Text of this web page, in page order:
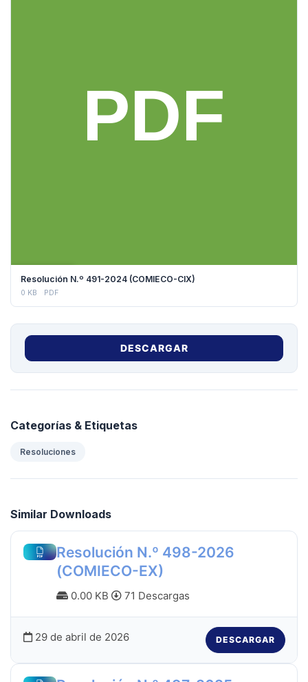
Resolución N.º 491-2024 (COMIECO-CIX)
0 KB PDF
DESCARGAR
Categorías & Etiquetas
Resoluciones
Similar Downloads
Resolución N.º 498-2026
(COMIECO-EX)
0.00 KB 71 Descargas
29 de abril de 2026 DESCARGAR